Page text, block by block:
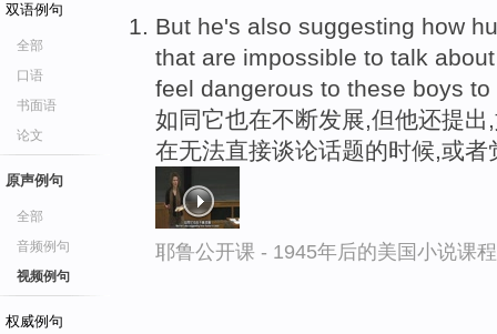
双语例句
全部
口语
书面语
论文
原声例句
全部
音频例句
视频例句
权威例句
But he's also suggesting how
that are impossible to talk
feel dangerous to these boys
如同它也在不断发展,但他还提
在无法直接谈论话题的时候,或者
耶鲁公开课 - 1945年后的美国小说课